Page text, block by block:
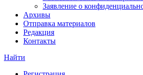
Заявление о
Архивы
Отправка материалов
Редакция
Контакты
Найти